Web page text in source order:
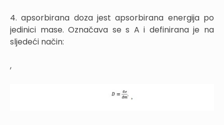
4. apsorbirana doza jest apsorbirana energija po
jedinici mase. Označava se s A i definirana je na
sljedeći način:
,